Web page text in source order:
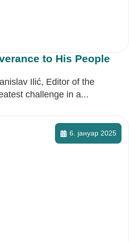
to His People
Ilić, Editor of the
challenge in a...
6. јануар 2025